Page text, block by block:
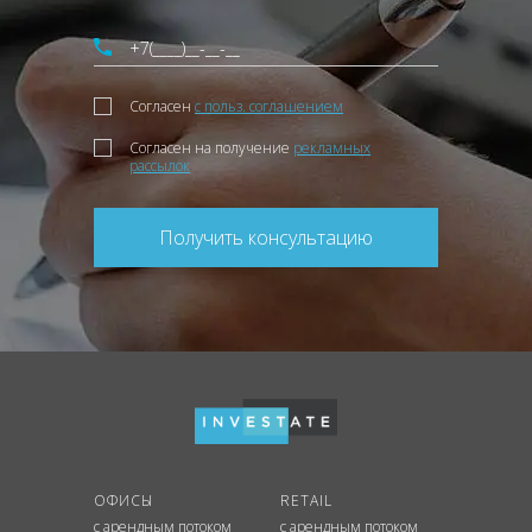
Согласен с польз. соглашением
Согласен на получение рекламных
рассылок
Получить консультацию
ОФИСЫ
с арендным потоком
RETAIL
с арендным потоком